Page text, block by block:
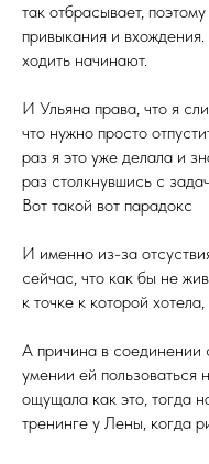
так отбрасывает,
привыкания и
ходить начинают.
И Ульяна права, что я
что нужно просто
раз я это уже делала и
раз столкнувшись с
Вот такой вот парадокс
И именно из-за
сейчас, что как бы не
к точке к которой
А причина в соединении
умении ей
ощущала как это, тогда
тренинге у Лены, когда